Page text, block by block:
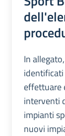
In
identificati
effettuare
interventi
impianti
nuovi